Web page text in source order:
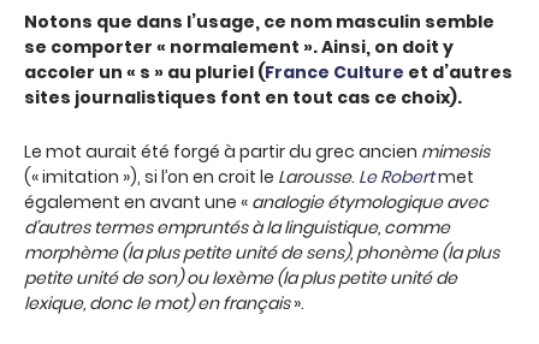
Notons que dans l’usage, ce nom masculin semble
se comporter « normalement ». Ainsi, on doit y
accoler un « s » au pluriel (France Culture et d’autres
sites journalistiques font en tout cas ce choix).
Le mot aurait été forgé à partir du grec ancien mimesis
(« imitation »), si l’on en croit le Larousse. Le Robertmet
également en avant une « analogie étymologique avec
d’autres termes empruntés à la linguistique, comme
morphème (la plus petite unité de sens), phonème (la plus
petite unité de son) ou lexème (la plus petite unité de
lexique, donc le mot) en français».